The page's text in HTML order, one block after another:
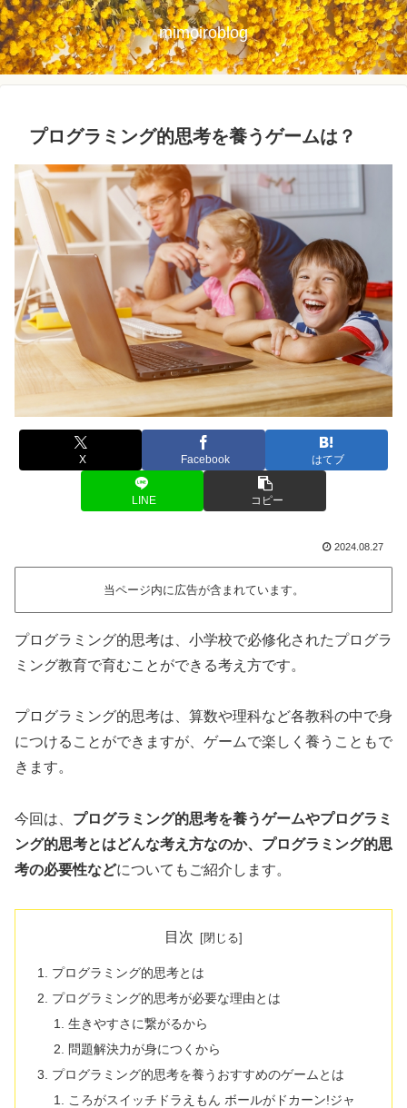
mimoiroblog
プログラミング的思考を養うゲームは？
X Facebook はてブ
LINE コピー
2024.08.27
当ページ内に広告が含まれています。
プログラミング的思考は、小学校で必修化されたプログラ
ミング教育で育むことができる考え方です。
プログラミング的思考は、算数や理科など各教科の中で身
につけることができますが、ゲームで楽しく養うこともで
きます。
今回は、 プログラミング的思考を養うゲームやプログラミ
ング的思考とはどんな考え方なのか、プログラミング的思
考の必要性などについてもご紹介します。
目次
プログラミング的思考とは
プログラミング的思考が必要な理由とは
生きやすさに繋がるから
問題解決力が身につくから
プログラミング的思考を養うおすすめのゲームとは
ころがスイッチドラえもん ボールがドカーン!ジャ